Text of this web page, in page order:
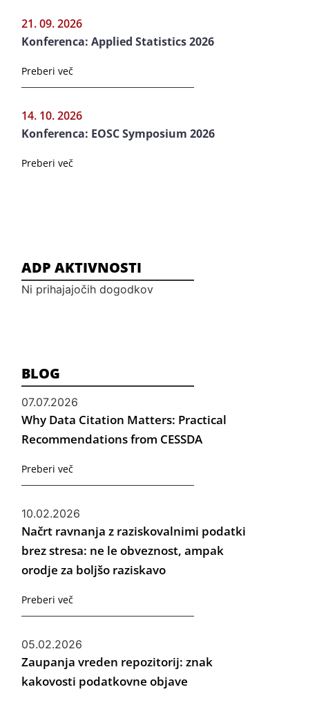
21. 09. 2026
Konferenca: Applied Statistics 2026
Preberi več
14. 10. 2026
Konferenca: EOSC Symposium 2026
Preberi več
ADP AKTIVNOSTI
Ni prihajajočih dogodkov
BLOG
07.07.2026
Why Data Citation Matters: Practical
Recommendations from CESSDA
Preberi več
10.02.2026
Načrt ravnanja z raziskovalnimi podatki
brez stresa: ne le obveznost, ampak
orodje za boljšo raziskavo
Preberi več
05.02.2026
Zaupanja vreden repozitorij: znak
kakovosti podatkovne objave